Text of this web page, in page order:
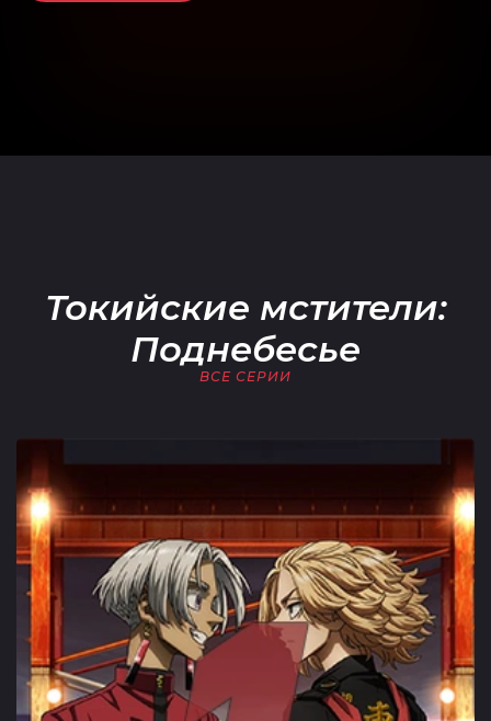
Токийские мстители:
Поднебесье
ВСЕ СЕРИИ